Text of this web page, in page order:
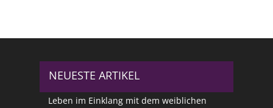
NEUESTE ARTIKEL
Leben im Einklang mit dem weiblichen